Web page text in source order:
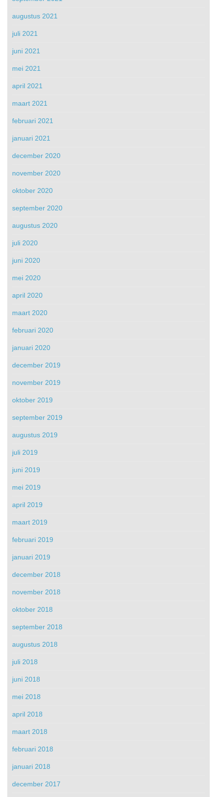
augustus 2021
juli 2021
juni 2021
mei 2021
april 2021
maart 2021
februari 2021
januari 2021
december 2020
november 2020
oktober 2020
september 2020
augustus 2020
juli 2020
juni 2020
mei 2020
april 2020
maart 2020
februari 2020
januari 2020
december 2019
november 2019
oktober 2019
september 2019
augustus 2019
juli 2019
juni 2019
mei 2019
april 2019
maart 2019
februari 2019
januari 2019
december 2018
november 2018
oktober 2018
september 2018
augustus 2018
juli 2018
juni 2018
mei 2018
april 2018
maart 2018
februari 2018
januari 2018
december 2017